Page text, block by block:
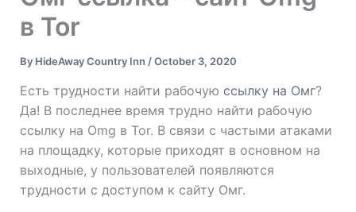
в Tor
By HideAway Country Inn /October 3, 2020
Есть трудности найти рабочую ссылку на Омг?
Да! В последнее время трудно найти рабочую
ссылку на Omg в Tor. В связи с частыми атаками
на площадку, которые приходят в основном на
выходные, у пользователей появляются
трудности с доступом к сайту Омг.